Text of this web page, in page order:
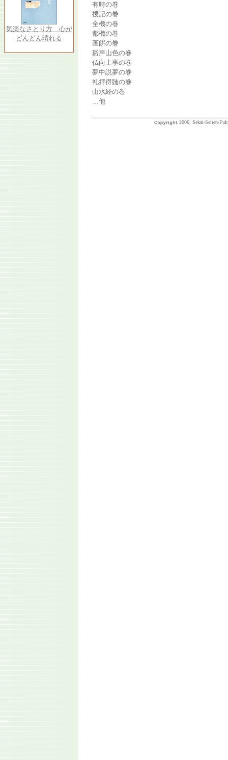
気楽なさとり方 心が
どんどん晴れる
有時の巻
授記の巻
全機の巻
都機の巻
画餠の巻
谿声山色の巻
仏向上事の巻
夢中説夢の巻
礼拝得髄の巻
山水経の巻
…他
2006, Sekai-Seiten-